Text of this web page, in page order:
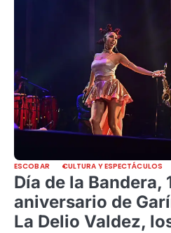
ESCOBAR CULTURA Y ESPECTÁCULOS
Día de la Bandera,
aniversario de
La Delio Valdez,